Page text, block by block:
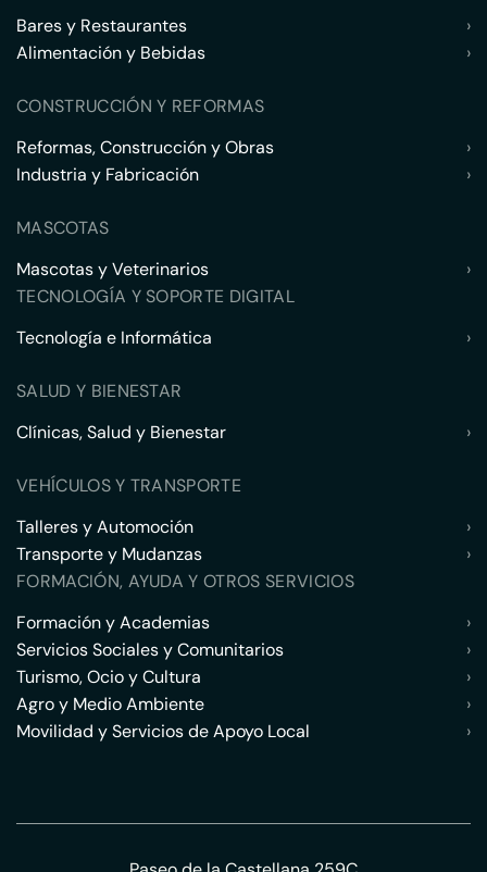
Bares y Restaurantes
›
Alimentación y Bebidas
›
CONSTRUCCIÓN Y REFORMAS
Reformas, Construcción y Obras
›
Industria y Fabricación
›
MASCOTAS
Mascotas y Veterinarios
›
TECNOLOGÍA Y SOPORTE DIGITAL
Tecnología e Informática
›
SALUD Y BIENESTAR
Clínicas, Salud y Bienestar
›
VEHÍCULOS Y TRANSPORTE
Talleres y Automoción
›
Transporte y Mudanzas
›
FORMACIÓN, AYUDA Y OTROS SERVICIOS
Formación y Academias
›
Servicios Sociales y Comunitarios
›
Turismo, Ocio y Cultura
›
Agro y Medio Ambiente
›
Movilidad y Servicios de Apoyo Local
›